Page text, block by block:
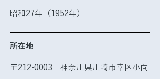
昭和27年（1952年）
所在地
〒212-0003 神奈川県川崎市幸区小向